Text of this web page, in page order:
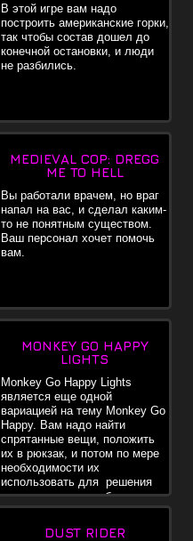
В этой игре вам надо
построить американские горки,
так чтобы состав дошел до
конечной остановки, и люди
не разбились.
MEDIEVAL COP: DREGG
ME TO HELL
Вы работали врачем, но враг
напал на вас, и сделал каким-
то не понятным существом.
Ваш персонал хочет помочь
вам.
MONKEY GO HAPPY
LIGHTS
Monkey Go Happy Lights
является еще одной
вариацией на тему Monkey Go
Happy. Вам надо найти
спрятанные вещи, положить
их в рюкзак, и потом по мере
необходимости их
использовать для решения
головоломок, и чтобы помочь
DUST RIDER